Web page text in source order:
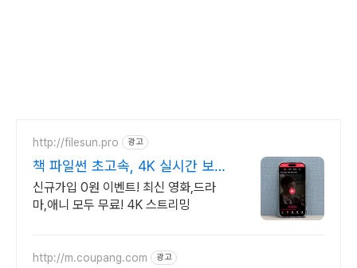
http://filesun.pro 광고
책 파일썬 초고속, 4K 실시간 보
기!
신규가입 0원 이벤트! 최신 영화,드라
마,애니 모두 무료! 4K 스트리밍
http://m.coupang.com 광고